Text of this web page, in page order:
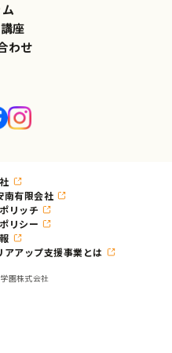
座
わせ
有限会社
リッチ
リシー
アアップ支援事業とは
園株式会社